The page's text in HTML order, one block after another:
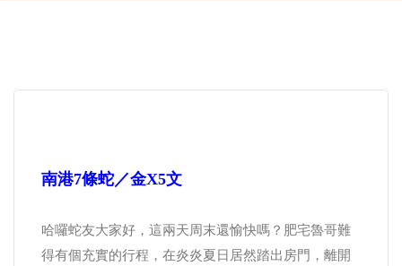
南港7條蛇／金x5文
哈囉蛇友大家好，這兩天周末還愉快嗎？肥宅魯哥難
得有個充實的行程，在炎炎夏日居然踏出房門，離開